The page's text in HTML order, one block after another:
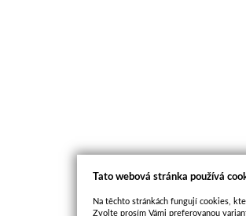
Tato webová stránka používá
Na těchto stránkách fungují cookies,
Zvolte prosím Vámi preferovanou